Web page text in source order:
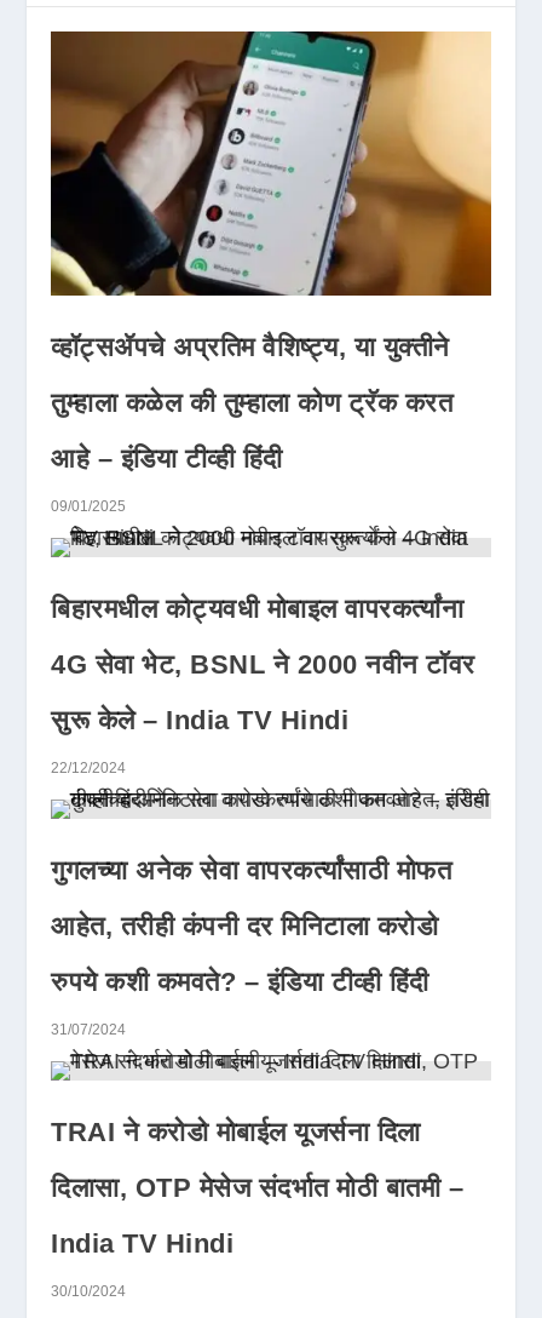
व्हॉट्सॲपचे अप्रतिम वैशिष्ट्य, या युक्तीने
तुम्हाला कळेल की तुम्हाला कोण ट्रॅक करत
आहे – इंडिया टीव्ही हिंदी
09/01/2025
बिहारमधील कोट्यवधी मोबाइल वापरकर्त्यांना
4G सेवा भेट, BSNL ने 2000 नवीन टॉवर
सुरू केले – India TV Hindi
22/12/2024
गुगलच्या अनेक सेवा वापरकर्त्यांसाठी मोफत
आहेत, तरीही कंपनी दर मिनिटाला करोडो
रुपये कशी कमवते? – इंडिया टीव्ही हिंदी
31/07/2024
TRAI ने करोडो मोबाईल यूजर्सना दिला
दिलासा, OTP मेसेज संदर्भात मोठी बातमी –
India TV Hindi
30/10/2024